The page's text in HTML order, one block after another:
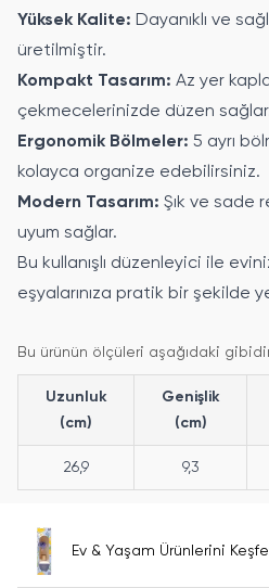
Yüksek Kalite: Dayanıklı ve
üretilmiştir.
Kompakt Tasarım: Az yer
çekmecelerinizde düzen
Ergonomik Bölmeler: 5 ayrı
kolayca organize edebilirsiniz.
Modern Tasarım: Şık ve sade
uyum sağlar.
Bu kullanışlı düzenleyici ile
eşyalarınıza pratik bir şekilde
Bu ürünün ölçüleri aşağıdaki
Uzunluk
(cm)
Genişlik
(cm)
26,9 9,3
Ev & Yaşam Ürünlerini